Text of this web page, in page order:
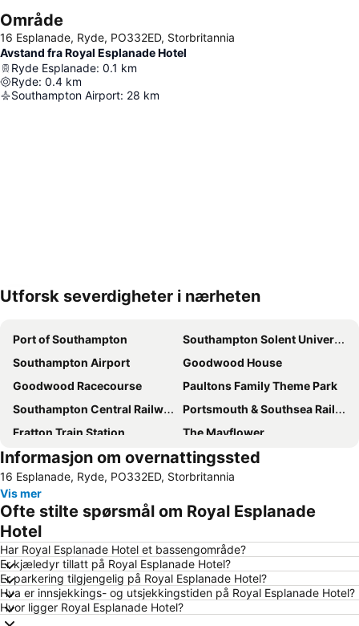
Område
16 Esplanade, Ryde, PO332ED, Storbritannia
Avstand fra Royal Esplanade Hotel
Ryde Esplanade: 0.1 km
Ryde: 0.4 km
Southampton Airport: 28 km
Utforsk severdigheter i nærheten
Port of Southampton
Southampton Solent University Conference Centre
Southampton Airport
Goodwood House
Goodwood Racecourse
Paultons Family Theme Park
Southampton Central Railway Station
Portsmouth & Southsea Railway Station
Fratton Train Station
The Mayflower
Portsmouth Harbour Station
Portsmouth Port
New Forest National Park
West Wittering Beach
St Mary's Stadium
South Downs National Park
Jane Austen's House Museum
Informasjon om overnattingssted
16 Esplanade, Ryde, PO332ED, Storbritannia
Vis mer
Ofte stilte spørsmål om Royal Esplanade
Hotel
Har Royal Esplanade Hotel et bassengområde?
Er kjæledyr tillatt på Royal Esplanade Hotel?
Er parkering tilgjengelig på Royal Esplanade Hotel?
Hva er innsjekkings- og utsjekkingstiden på Royal Esplanade Hotel?
Hvor ligger Royal Esplanade Hotel?